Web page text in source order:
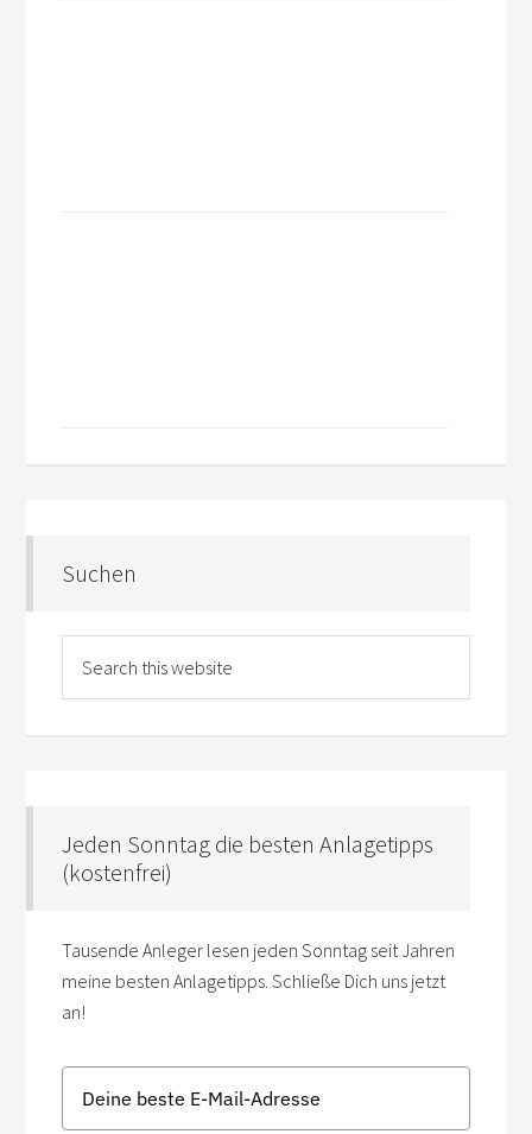
Suchen
Jeden Sonntag die besten Anlagetipps
(kostenfrei)
Tausende Anleger lesen jeden Sonntag seit Jahren
meine besten Anlagetipps. Schließe Dich uns jetzt
an!